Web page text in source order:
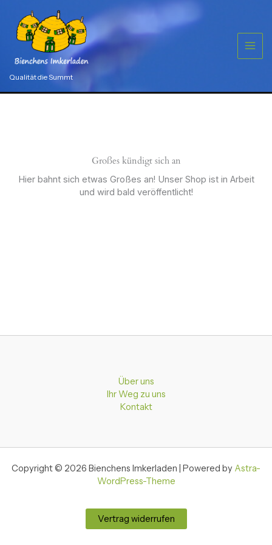
Inhalt
springen
Qualität die Summt
Großes kündigt sich an
Hier bahnt sich etwas Großes an! Unser Shop ist in Arbeit
und wird bald veröffentlicht!
Über uns
Ihr Weg zu uns
Kontakt
Copyright © 2026 Bienchens Imkerladen | Powered by Astra-
WordPress-Theme
Vertrag widerrufen